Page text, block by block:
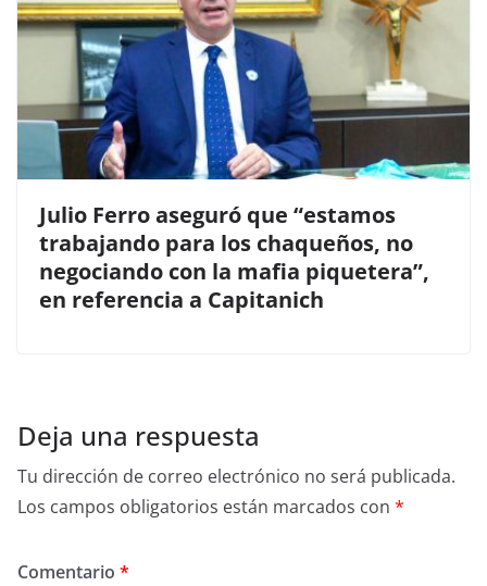
Julio Ferro aseguró que “estamos
trabajando para los chaqueños, no
negociando con la mafia piquetera”,
en referencia a Capitanich
Deja una respuesta
Tu dirección de correo electrónico no será publicada.
Los campos obligatorios están marcados con *
Comentario *